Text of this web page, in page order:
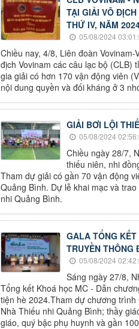
TẠI GIẢI VÔ
THỨ IV, NĂM
05/08/2024
Chiều nay, 4/8, Liên đoàn
địch Vovinam các câu lạc bộ (CLB)
gia giải có hơn 170 vận động viên
nội dung quyền và đối kháng ở 3
GIẢI BƠI LỘI
05/08/2024
Chiều ngày 28/7,
thiếu niên, nhi
Tham dự giải có gần 70 vận động
Quảng Bình. Dự lễ khai mạc và
nhi Quảng Bình.
GALA TỔNG
TRUYỀN THÔNG
05/08/2024
Sáng ngày 27/8,
Tổng kết Khoá học MC - Dẫn
tiện hè 2024.Tham dự chương
Nhà Thiếu nhi Quảng Bình; thầy
giáo, quý bậc phụ huynh và gần